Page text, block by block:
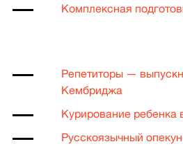
Комплексная
Репетиторы —
Кембриджа
Курирование ребенка
Русскоязычный